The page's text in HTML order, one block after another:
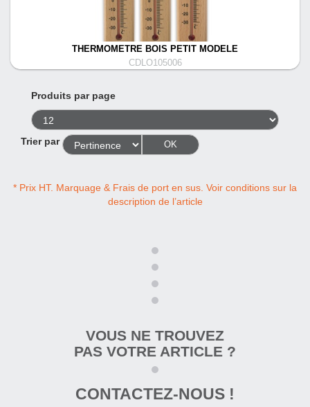
THERMOMETRE BOIS PETIT MODELE
CDLO105006
Produits par page
Trier par OK
* Prix HT. Marquage & Frais de port en sus. Voir conditions sur la
description de l’article
VOUS NE TROUVEZ
PAS VOTRE ARTICLE ?
CONTACTEZ-NOUS !